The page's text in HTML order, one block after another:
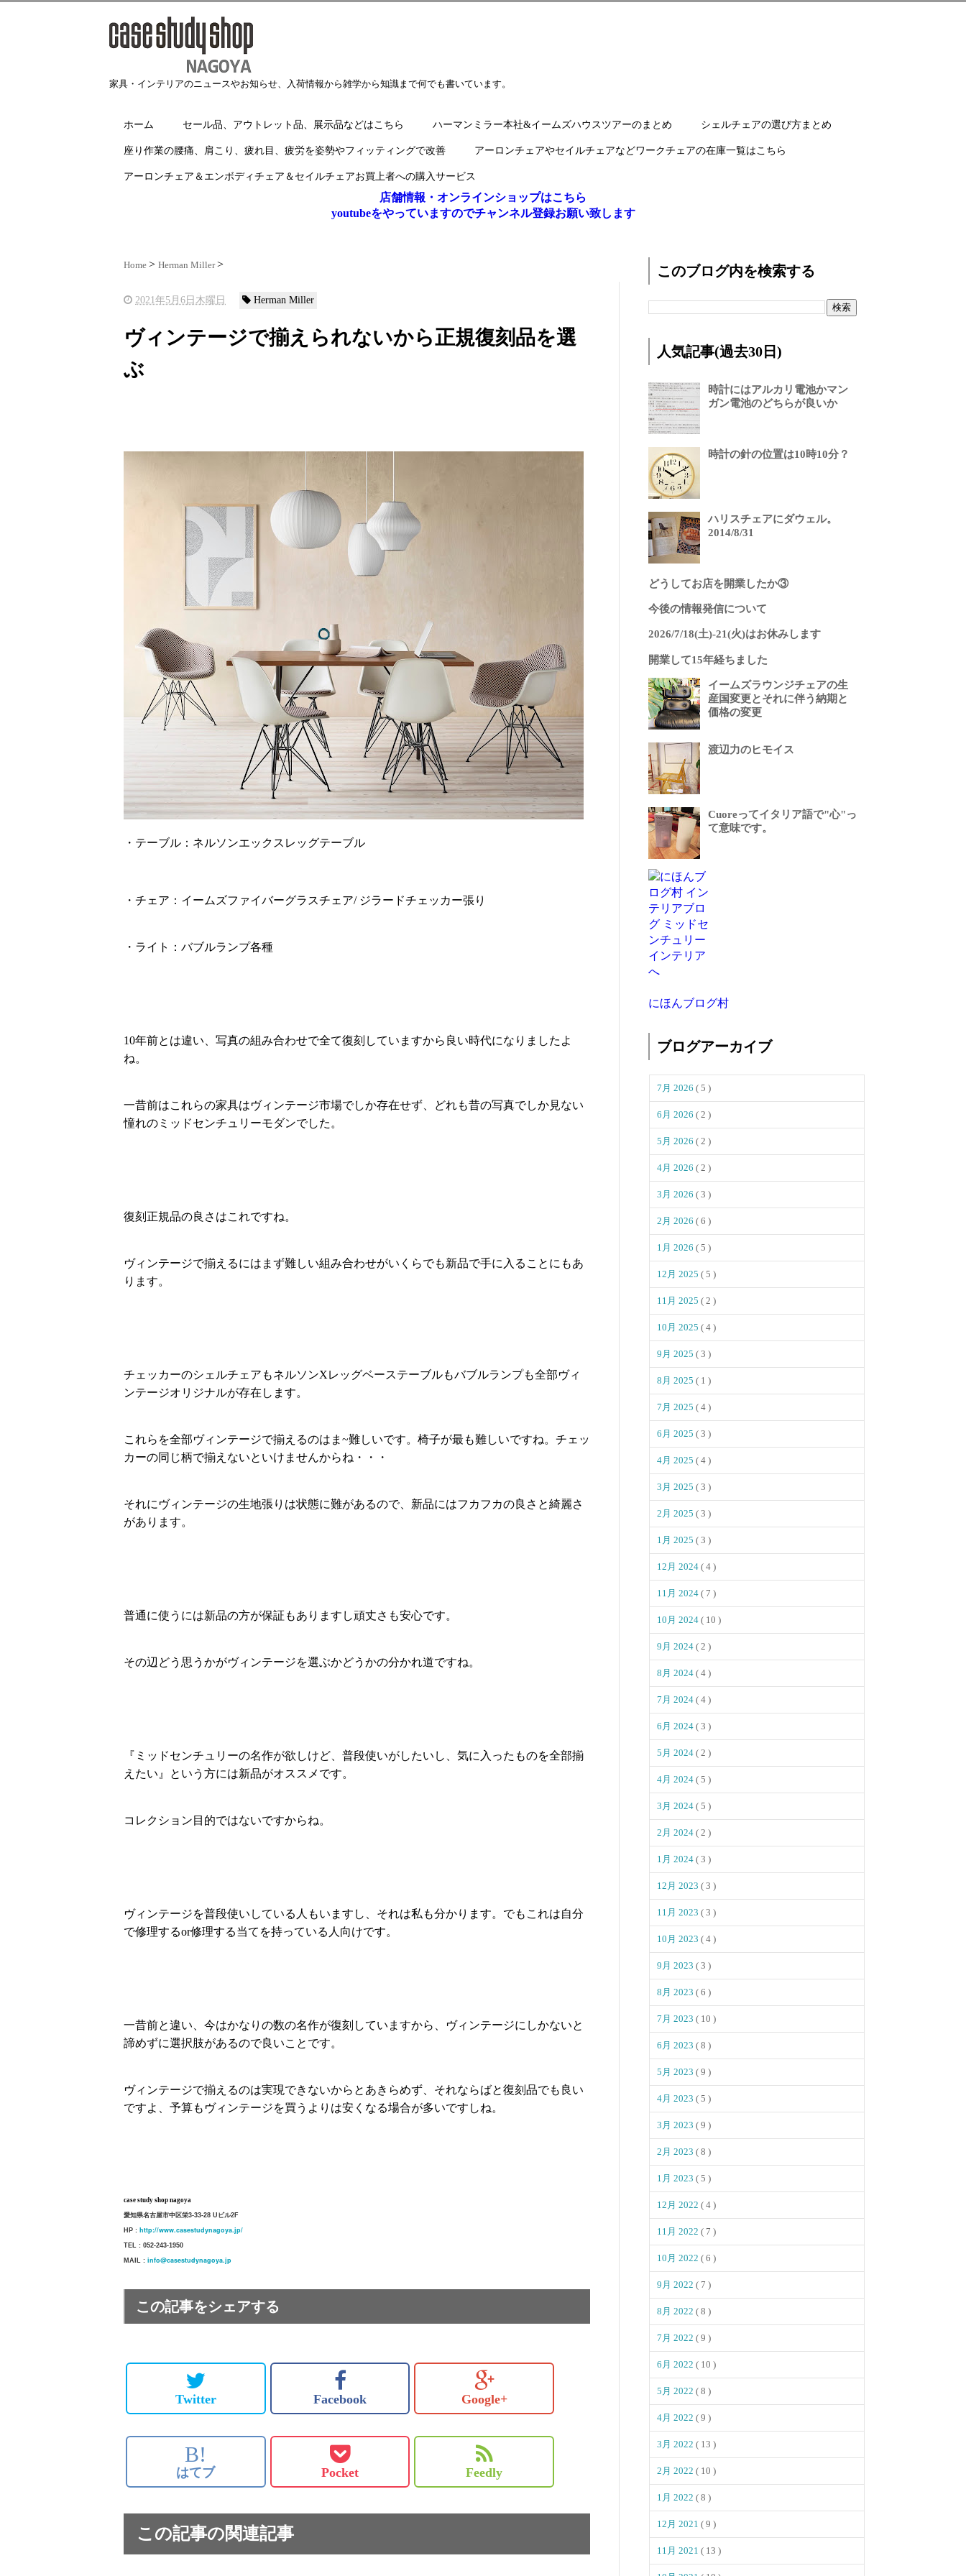
家具・インテリアのニュースやお知らせ、入荷情報から雑学から知識まで何でも書いています。
ホーム セール品、アウトレット品、展示品などはこちら ハーマンミラー本社&イームズハウスツアーのまとめ シェルチェアの選び方まとめ
座り作業の腰痛、肩こり、疲れ目、疲労を姿勢やフィッティングで改善 アーロンチェアやセイルチェアなどワークチェアの在庫一覧はこちら
アーロンチェア＆エンボディチェア＆セイルチェアお買上者への購入サービス
店舗情報・オンラインショップはこちら
youtubeをやっていますのでチャンネル登録お願い致します
Home Herman Miller
2021年5月6日木曜日 Herman Miller
ヴィンテージで揃えられないから正規復刻品を選
ぶ
・テーブル：ネルソンエックスレッグテーブル
・チェア：イームズファイバーグラスチェア/ ジラードチェッカー張り
・ライト：バブルランプ各種
10年前とは違い、写真の組み合わせで全て復刻していますから良い時代になりましたよ
ね。
一昔前はこれらの家具はヴィンテージ市場でしか存在せず、どれも昔の写真でしか見ない
憧れのミッドセンチュリーモダンでした。
復刻正規品の良さはこれですね。
ヴィンテージで揃えるにはまず難しい組み合わせがいくらでも新品で手に入ることにもあ
ります。
チェッカーのシェルチェアもネルソンXレッグベーステーブルもバブルランプも全部ヴィ
ンテージオリジナルが存在します。
これらを全部ヴィンテージで揃えるのはま~難しいです。椅子が最も難しいですね。チェッ
カーの同じ柄で揃えないといけませんからね・・・
それにヴィンテージの生地張りは状態に難があるので、新品にはフカフカの良さと綺麗さ
があります。
普通に使うには新品の方が保証もありますし頑丈さも安心です。
その辺どう思うかがヴィンテージを選ぶかどうかの分かれ道ですね。
『ミッドセンチュリーの名作が欲しけど、普段使いがしたいし、気に入ったものを全部揃
えたい』という方には新品がオススメです。
コレクション目的ではないですからね。
ヴィンテージを普段使いしている人もいますし、それは私も分かります。でもこれは自分
で修理するor修理する当てを持っている人向けです。
一昔前と違い、今はかなりの数の名作が復刻していますから、ヴィンテージにしかないと
諦めずに選択肢があるので良いことです。
ヴィンテージで揃えるのは実現できないからとあきらめず、それならばと復刻品でも良い
ですよ、予算もヴィンテージを買うよりは安くなる場合が多いですしね。
case study shop nagoya
愛知県名古屋市中区栄3-33-28 Uビル2F
HP : http://www.casestudynagoya.jp/
TEL : 052-243-1950
MAIL : info@casestudynagoya.jp
この記事をシェアする
Twitter Facebook Google+
B!
はてブ Pocket Feedly
この記事の関連記事
このブログ内を検索する
人気記事(過去30日)
時計にはアルカリ電池かマン
ガン電池のどちらが良いか
時計の針の位置は10時10分？
ハリスチェアにダウェル。
2014/8/31
どうしてお店を開業したか③
今後の情報発信について
2026/7/18(土)-21(火)はお休みします
開業して15年経ちました
イームズラウンジチェアの生
産国変更とそれに伴う納期と
価格の変更
渡辺力のヒモイス
Cuoreってイタリア語で"心"っ
て意味です。
にほんブログ村
ブログアーカイブ
7月 2026 ( 5 )
6月 2026 ( 2 )
5月 2026 ( 2 )
4月 2026 ( 2 )
3月 2026 ( 3 )
2月 2026 ( 6 )
1月 2026 ( 5 )
12月 2025 ( 5 )
11月 2025 ( 2 )
10月 2025 ( 4 )
9月 2025 ( 3 )
8月 2025 ( 1 )
7月 2025 ( 4 )
6月 2025 ( 3 )
4月 2025 ( 4 )
3月 2025 ( 3 )
2月 2025 ( 3 )
1月 2025 ( 3 )
12月 2024 ( 4 )
11月 2024 ( 7 )
10月 2024 ( 10 )
9月 2024 ( 2 )
8月 2024 ( 4 )
7月 2024 ( 4 )
6月 2024 ( 3 )
5月 2024 ( 2 )
4月 2024 ( 5 )
3月 2024 ( 5 )
2月 2024 ( 2 )
1月 2024 ( 3 )
12月 2023 ( 3 )
11月 2023 ( 3 )
10月 2023 ( 4 )
9月 2023 ( 3 )
8月 2023 ( 6 )
7月 2023 ( 10 )
6月 2023 ( 8 )
5月 2023 ( 9 )
4月 2023 ( 5 )
3月 2023 ( 9 )
2月 2023 ( 8 )
1月 2023 ( 5 )
12月 2022 ( 4 )
11月 2022 ( 7 )
10月 2022 ( 6 )
9月 2022 ( 7 )
8月 2022 ( 8 )
7月 2022 ( 9 )
6月 2022 ( 10 )
5月 2022 ( 8 )
4月 2022 ( 9 )
3月 2022 ( 13 )
2月 2022 ( 10 )
1月 2022 ( 8 )
12月 2021 ( 9 )
11月 2021 ( 13 )